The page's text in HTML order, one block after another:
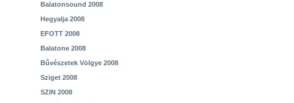
Balatonsound 2008
Hegyalja 2008
EFOTT 2008
Balatone 2008
Bűvészetek Völgye 2008
Sziget 2008
SZIN 2008